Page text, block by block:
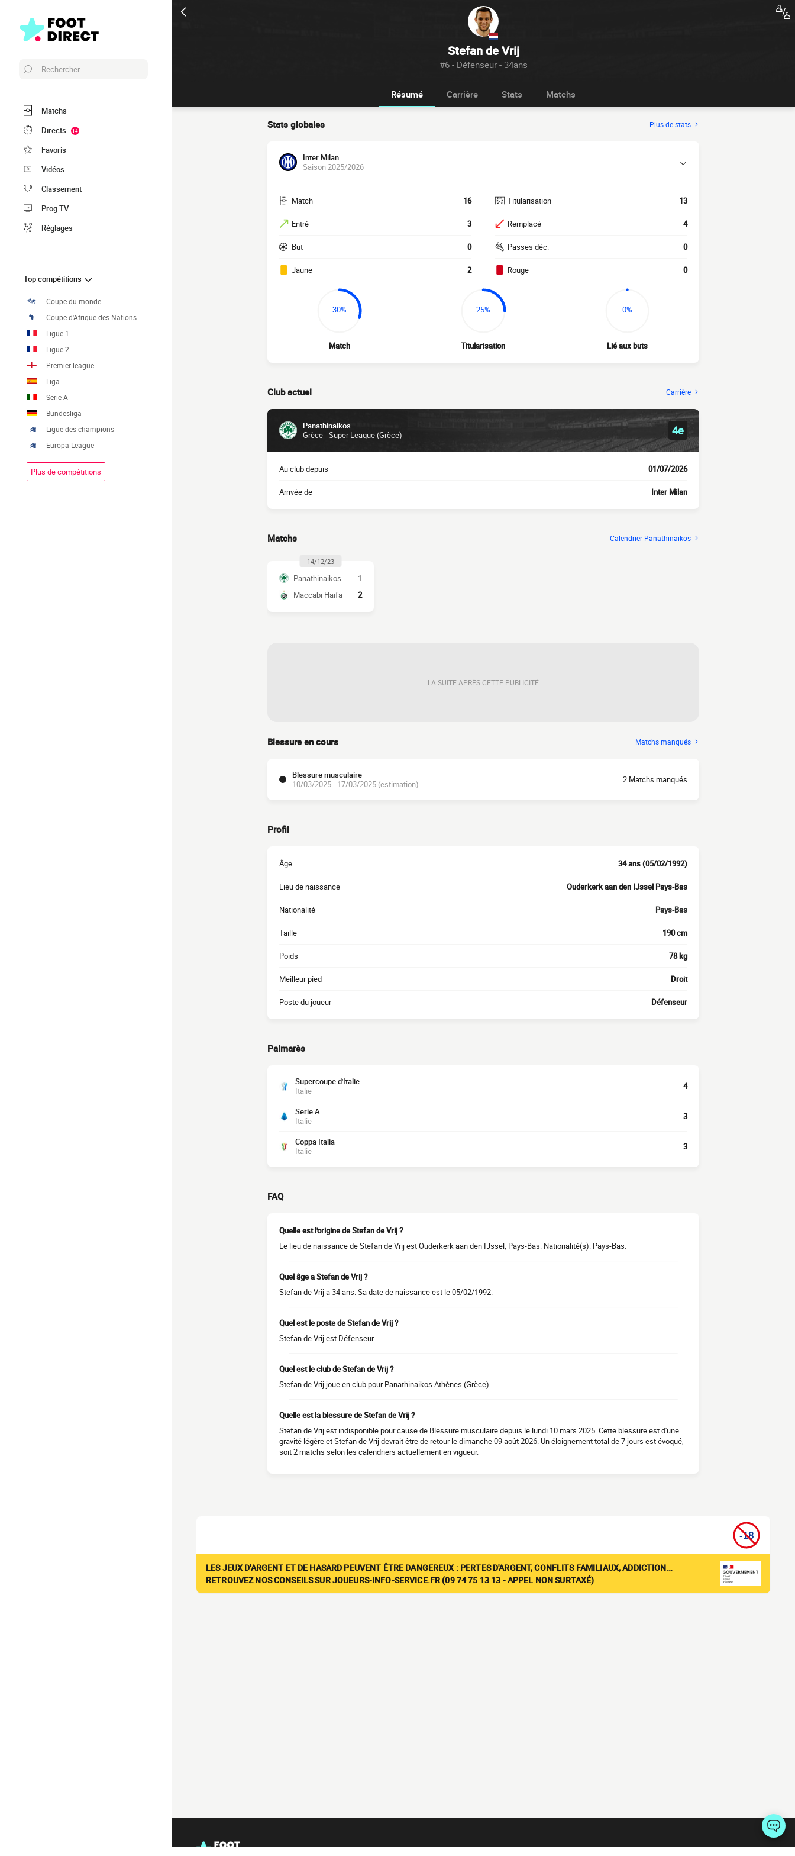
Stefan de Vrij
#6 - Défenseur - 34ans
Rechercher
Matchs
Directs
14
Favoris
Vidéos
Classement
Prog TV
Réglages
Top compétitions
Coupe du monde
Coupe d'Afrique des Nations
Ligue 1
Ligue 2
Premier league
Liga
Serie A
Bundesliga
Ligue des champions
Europa League
Plus de compétitions
Résumé Carrière Stats Matchs
Stats globales Plus de stats
Inter Milan
Saison 2025/2026
Match 16
Entré 3
But 0
Jaune 2
Titularisation 13
Remplacé 4
Passes déc. 0
Rouge 0
30%
Match
25%
Titularisation
0%
Lié aux buts
Club actuel Carrière
Panathinaikos
Grèce - Super League (Grèce)
4e
Au club depuis 01/07/2026
Arrivée de Inter Milan
Matchs Calendrier Panathinaikos
14/12/23
Panathinaikos
1
Maccabi Haifa
2
LA SUITE APRÈS CETTE PUBLICITÉ
Blessure en cours Matchs manqués
Blessure musculaire
10/03/2025 - 17/03/2025 (estimation)
2 Matchs manqués
Profil
Âge 34 ans (05/02/1992)
Lieu de naissance Ouderkerk aan den IJssel Pays-Bas
Nationalité Pays-Bas
Taille 190 cm
Poids 78 kg
Meilleur pied Droit
Poste du joueur Défenseur
Palmarès
Supercoupe d'Italie
Italie
4
Serie A
Italie
3
Coppa Italia
Italie
3
FAQ
Quelle est l'origine de Stefan de Vrij ?
Le lieu de naissance de Stefan de Vrij est Ouderkerk aan den IJssel, Pays-Bas. Nationalité(s): Pays-Bas.
Quel âge a Stefan de Vrij ?
Stefan de Vrij a 34 ans. Sa date de naissance est le 05/02/1992.
Quel est le poste de Stefan de Vrij ?
Stefan de Vrij est Défenseur.
Quel est le club de Stefan de Vrij ?
Stefan de Vrij joue en club pour Panathinaikos Athènes (Grèce).
Quelle est la blessure de Stefan de Vrij ?
Stefan de Vrij est indisponible pour cause de Blessure musculaire depuis le lundi 10 mars 2025. Cette blessure est d'une
gravité légère et Stefan de Vrij devrait être de retour le dimanche 09 août 2026. Un éloignement total de 7 jours est évoqué,
soit 2 matchs selon les calendriers actuellement en vigueur.
LES JEUX D'ARGENT ET DE HASARD PEUVENT ÊTRE DANGEREUX : PERTES D'ARGENT, CONFLITS FAMILIAUX, ADDICTION…
RETROUVEZ NOS CONSEILS SUR JOUEURS-INFO-SERVICE.FR (09 74 75 13 13 - APPEL NON SURTAXÉ)